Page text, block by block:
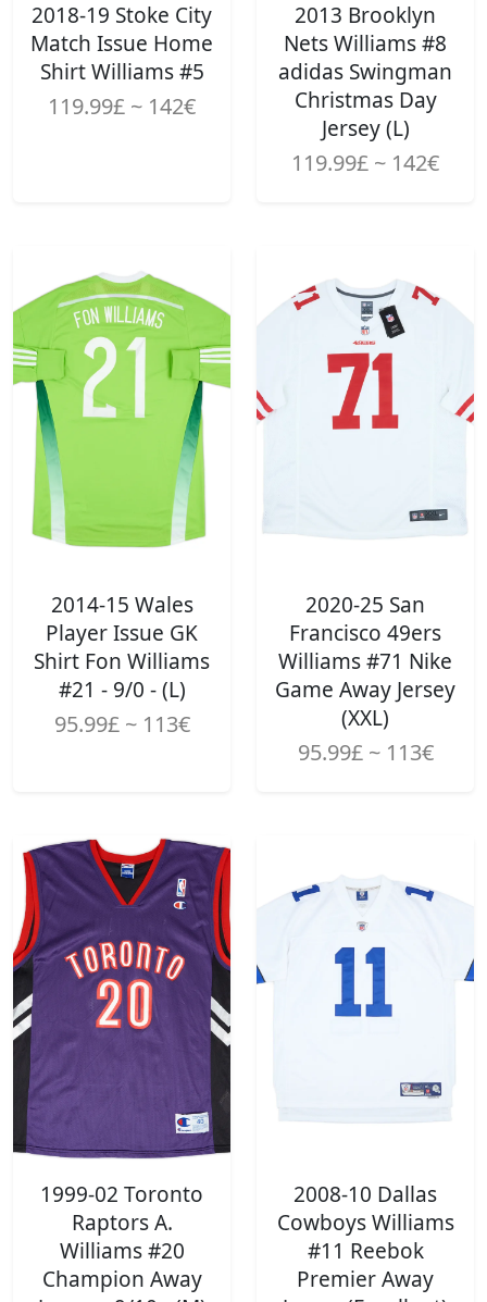
2018-19 Stoke City
Match Issue Home
Shirt Williams #5
119.99£ ~ 142€
2013 Brooklyn
Nets Williams #8
adidas Swingman
Christmas Day
Jersey (L)
119.99£ ~ 142€
2014-15 Wales
Player Issue GK
Shirt Fon Williams
#21 - 9/0 - (L)
95.99£ ~ 113€
2020-25 San
Francisco 49ers
Williams #71 Nike
Game Away Jersey
(XXL)
95.99£ ~ 113€
1999-02 Toronto
Raptors A.
Williams #20
Champion Away
2008-10 Dallas
Cowboys Williams
#11 Reebok
Premier Away